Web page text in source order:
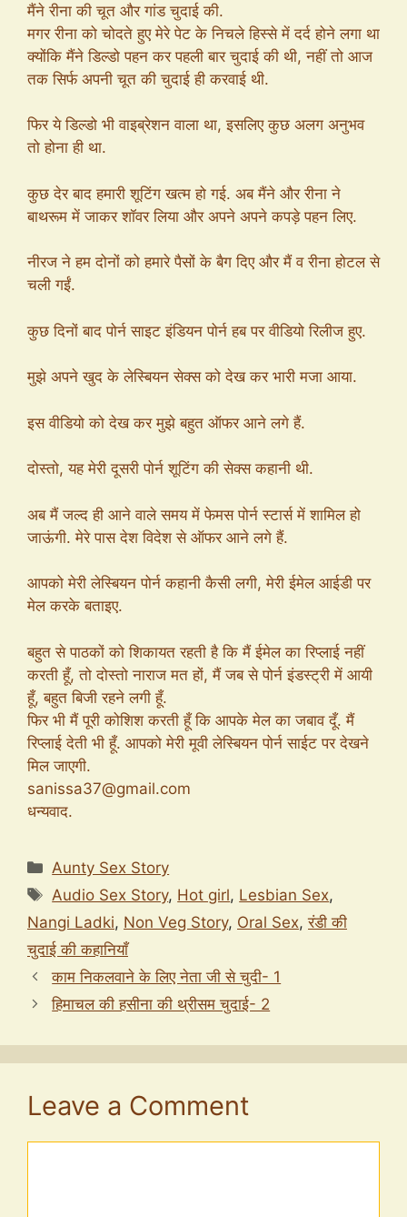
मैंने रीना की चूत और गांड चुदाई की.
मगर रीना को चोदते हुए मेरे पेट के निचले हिस्से में दर्द होने लगा था
क्योंकि मैंने डिल्डो पहन कर पहली बार चुदाई की थी, नहीं तो आज
तक सिर्फ अपनी चूत की चुदाई ही करवाई थी.
फिर ये डिल्डो भी वाइब्रेशन वाला था, इसलिए कुछ अलग अनुभव
तो होना ही था.
कुछ देर बाद हमारी शूटिंग खत्म हो गई. अब मैंने और रीना ने
बाथरूम में जाकर शॉवर लिया और अपने अपने कपड़े पहन लिए.
नीरज ने हम दोनों को हमारे पैसों के बैग दिए और मैं व रीना होटल से
चली गईं.
कुछ दिनों बाद पोर्न साइट इंडियन पोर्न हब पर वीडियो रिलीज हुए.
मुझे अपने खुद के लेस्बियन सेक्स को देख कर भारी मजा आया.
इस वीडियो को देख कर मुझे बहुत ऑफर आने लगे हैं.
दोस्तो, यह मेरी दूसरी पोर्न शूटिंग की सेक्स कहानी थी.
अब मैं जल्द ही आने वाले समय में फेमस पोर्न स्टार्स में शामिल हो
जाऊंगी. मेरे पास देश विदेश से ऑफर आने लगे हैं.
आपको मेरी लेस्बियन पोर्न कहानी कैसी लगी, मेरी ईमेल आईडी पर
मेल करके बताइए.
बहुत से पाठकों को शिकायत रहती है कि मैं ईमेल का रिप्लाई नहीं
करती हूँ, तो दोस्तो नाराज मत हों, मैं जब से पोर्न इंडस्ट्री में आयी
हूँ, बहुत बिजी रहने लगी हूँ.
फिर भी मैं पूरी कोशिश करती हूँ कि आपके मेल का जबाव दूँ. मैं
रिप्लाई देती भी हूँ. आपको मेरी मूवी लेस्बियन पोर्न साईट पर देखने
मिल जाएगी.
sanissa37@gmail.com
धन्यवाद.
Categories
Aunty Sex Story
Tags
Audio Sex Story, Hot girl, Lesbian Sex,
Nangi Ladki, Non Veg Story, Oral Sex,रंडी की
चुदाई की कहानियाँ
काम निकलवाने के लिए नेता जी से चुदी- 1
हिमाचल की हसीना की थ्रीसम चुदाई- 2
Leave a Comment